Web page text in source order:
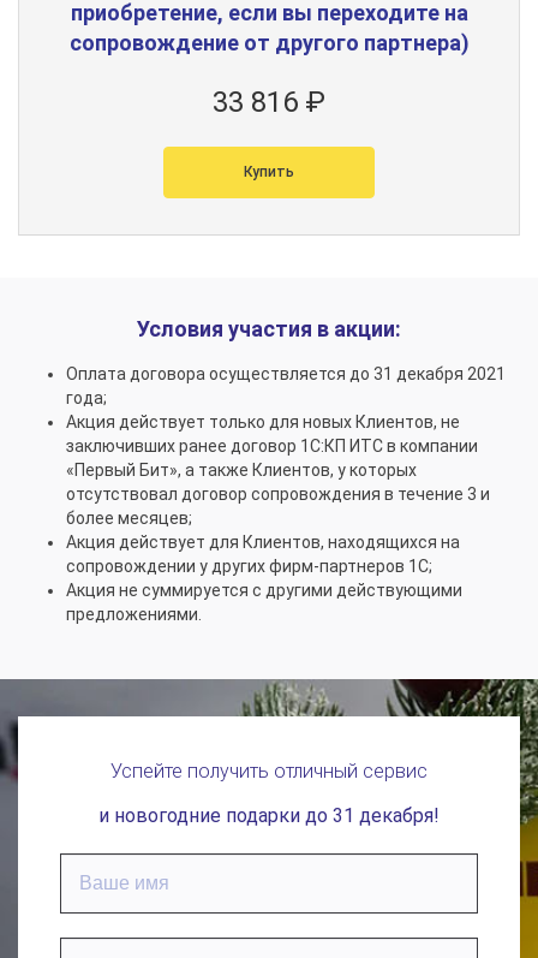
приобретение, если вы переходите на
сопровождение от другого партнера)
33 816 ₽
Купить
Условия участия в акции:
Оплата договора осуществляется до 31 декабря 2021
года;
Акция действует только для новых Клиентов, не
заключивших ранее договор 1С:КП ИТС в компании
«Первый Бит», а также Клиентов, у которых
отсутствовал договор сопровождения в течение 3 и
более месяцев;
Акция действует для Клиентов, находящихся на
сопровождении у других фирм-партнеров 1С;
Акция не суммируется с другими действующими
предложениями.
Успейте получить отличный сервис
и новогодние подарки до 31 декабря!